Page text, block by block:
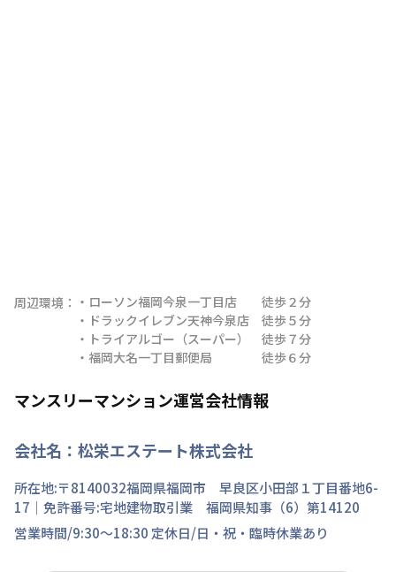
周辺環境： ・ローソン福岡今泉一丁目店　　徒歩２分
・ドラックイレブン天神今泉店　徒歩５分
・トライアルゴー（スーパー）　徒歩７分
・福岡大名一丁目郵便局　　　　徒歩６分
マンスリーマンション運営会社情報
会社名： 松栄エステート株式会社
所在地:〒8140032福岡県福岡市 早良区小田部 １丁目番地6-
17 ｜免許番号:宅地建物取引業 福岡県知事（6）第14120
営業時間/9:30～18:30 定休日/日・祝・臨時休業あり